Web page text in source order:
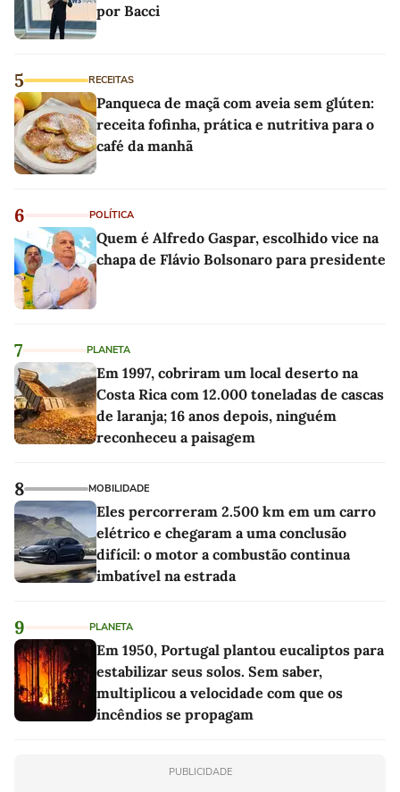
por Bacci
5 RECEITAS
Panqueca de maçã com aveia sem glúten:
receita fofinha, prática e nutritiva para o
café da manhã
6 POLÍTICA
Quem é Alfredo Gaspar, escolhido vice na
chapa de Flávio Bolsonaro para presidente
7 PLANETA
Em 1997, cobriram um local deserto na
Costa Rica com 12.000 toneladas de cascas
de laranja; 16 anos depois, ninguém
reconheceu a paisagem
8 MOBILIDADE
Eles percorreram 2.500 km em um carro
elétrico e chegaram a uma conclusão
difícil: o motor a combustão continua
imbatível na estrada
9 PLANETA
Em 1950, Portugal plantou eucaliptos para
estabilizar seus solos. Sem saber,
multiplicou a velocidade com que os
incêndios se propagam
PUBLICIDADE